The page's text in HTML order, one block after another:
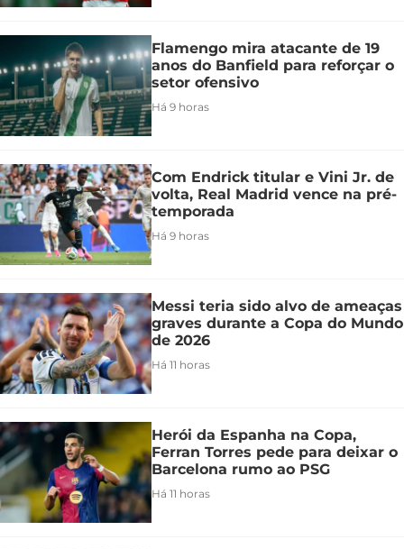
Flamengo mira atacante de 19
anos do Banfield para reforçar o
setor ofensivo
Há 9 horas
Com Endrick titular e Vini Jr. de
volta, Real Madrid vence na pré-
temporada
Há 9 horas
Messi teria sido alvo de ameaças
graves durante a Copa do Mundo
de 2026
Há 11 horas
Herói da Espanha na Copa,
Ferran Torres pede para deixar o
Barcelona rumo ao PSG
Há 11 horas